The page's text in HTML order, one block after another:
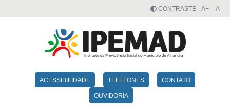
ACESSIBILIDADE TELEFONES CONTATO
OUVIDORIA
CONTRASTE A+ A-